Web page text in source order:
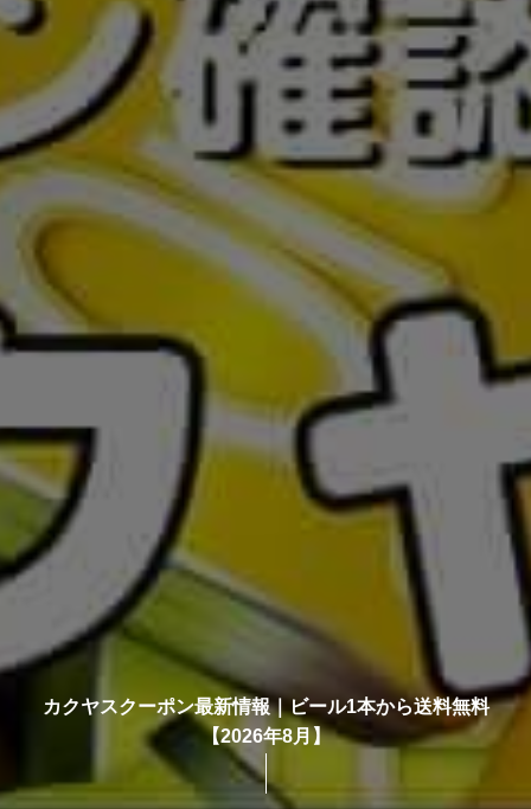
カクヤスクーポン最新情報｜ビール1本から送料無料
【2026年8月】